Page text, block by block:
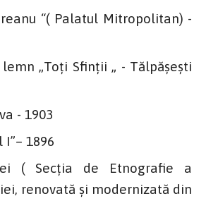
“( Palatul Mitropolitan) -
„Toţi Sfinţii „ - Tălpăşeşti
- 1903
I”– 1896
( Secţia de Etnografie a
renovată şi modernizată din